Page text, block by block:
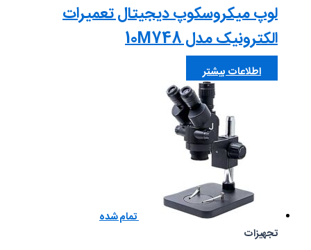
لوپ میکروسکوپ دیجیتال تعمیرات
الکترونیک مدل 10M748
اطلاعات بیشتر
تمام شده
تجهیزات